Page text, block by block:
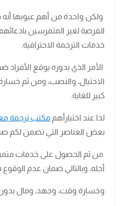
ولكن واحدة من أهم عيوبها أنه
الفرصة لغير المتمرسين
خدمات الترجمة الاحترافية.
الأمر الذي بدوره يوقع الأفراد
الاحتيال، والنصب، ومن ثم
كبير للغاية.
لذا عند اختيارأهم مكتب ترجمة
بعض العناصر التي تضمن لكم
من ثم الحصول على خدمات
أجله، وبالتالي ضمان عدم
وخسارة وقت، وجهد، ومال